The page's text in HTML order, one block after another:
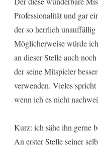
Professionalität und gar
der so herrlich
Möglicherweise würde
an dieser Stelle auch
der seine Mitspieler
verwenden. Vieles
wenn ich es nicht
Kurz: ich sähe ihn gerne
An erster Stelle seiner